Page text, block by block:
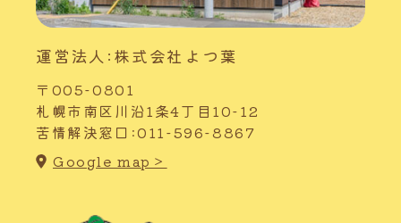
運営法人:株式会社よつ葉
〒005-0801
札幌市南区川沿1条4丁目10-12
苦情解決窓口:011-596-8867
Google map＞